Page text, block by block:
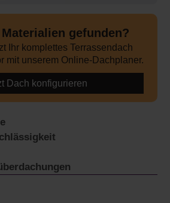
gefunden?
Ihr komplettes Terrassendach
mit unserem Online-Dachplaner.
Dach konfigurieren